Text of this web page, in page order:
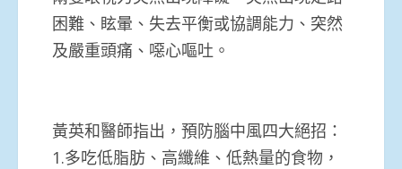
困難、眩暈、失去平衡或協調能力、突然
及嚴重頭痛、噁心嘔吐。
黃英和醫師指出，預防腦中風四大絕招：
1.多吃低脂肪、高纖維、低熱量的食物，